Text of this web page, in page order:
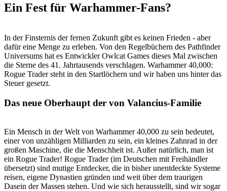
Ein Fest für Warhammer-Fans?
In der Finsternis der fernen Zukunft gibt es keinen Frieden - aber
dafür eine Menge zu erleben. Von den Regelbüchern des Pathfinder
Universums hat es Entwickler Owlcat Games dieses Mal zwischen
die Sterne des 41. Jahrtausends verschlagen. Warhammer 40,000:
Rogue Trader steht in den Startlöchern und wir haben uns hinter das
Steuer gesetzt.
Das neue Oberhaupt der von Valancius-Familie
Ein Mensch in der Welt von Warhammer 40,000 zu sein bedeutet,
einer von unzähligen Milliarden zu sein, ein kleines Zahnrad in der
großen Maschine, die die Menschheit ist. Außer natürlich, man ist
ein Rogue Trader! Rogue Trader (im Deutschen mit Freihändler
übersetzt) sind mutige Entdecker, die in bisher unentdeckte Systeme
reisen, eigene Dynastien gründen und weit über dem traurigen
Dasein der Massen stehen. Und wie sich herausstellt, sind wir sogar